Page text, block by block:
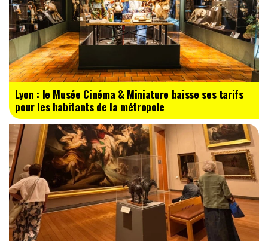
Lyon : le Musée Cinéma & Miniature baisse ses tarifs
pour les habitants de la métropole